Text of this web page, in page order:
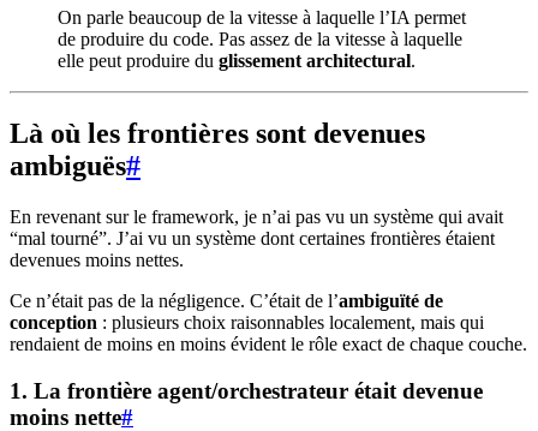
On parle beaucoup de la vitesse à laquelle l’IA permet
de produire du code. Pas assez de la vitesse à laquelle
elle peut produire du glissement architectural.
Là où les frontières sont devenues
ambiguës#
En revenant sur le framework, je n’ai pas vu un système qui avait
“mal tourné”. J’ai vu un système dont certaines frontières étaient
devenues moins nettes.
Ce n’était pas de la négligence. C’était de l’ambiguïté de
conception : plusieurs choix raisonnables localement, mais qui
rendaient de moins en moins évident le rôle exact de chaque couche.
1. La frontière agent/orchestrateur était devenue
moins nette#